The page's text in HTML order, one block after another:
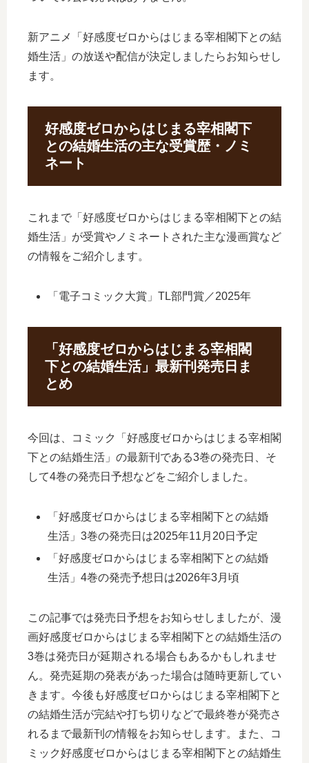
新アニメ「好感度ゼロからはじまる宰相閣下との結
婚生活」の放送や配信が決定しましたらお知らせし
ます。
好感度ゼロからはじまる宰相閣下
との結婚生活の主な受賞歴・ノミ
ネート
これまで「好感度ゼロからはじまる宰相閣下との結
婚生活」が受賞やノミネートされた主な漫画賞など
の情報をご紹介します。
「電子コミック大賞」TL部門賞／2025年
「好感度ゼロからはじまる宰相閣
下との結婚生活」最新刊発売日ま
とめ
今回は、コミック「好感度ゼロからはじまる宰相閣
下との結婚生活」の最新刊である3巻の発売日、そ
して4巻の発売日予想などをご紹介しました。
「好感度ゼロからはじまる宰相閣下との結婚
生活」3巻の発売日は2025年11月20日予定
「好感度ゼロからはじまる宰相閣下との結婚
生活」4巻の発売予想日は2026年3月頃
この記事では発売日予想をお知らせしましたが、漫
画好感度ゼロからはじまる宰相閣下との結婚生活の
3巻は発売日が延期される場合もあるかもしれませ
ん。発売延期の発表があった場合は随時更新してい
きます。今後も好感度ゼロからはじまる宰相閣下と
の結婚生活が完結や打ち切りなどで最終巻が発売さ
れるまで最新刊の情報をお知らせします。また、コ
ミック好感度ゼロからはじまる宰相閣下との結婚生